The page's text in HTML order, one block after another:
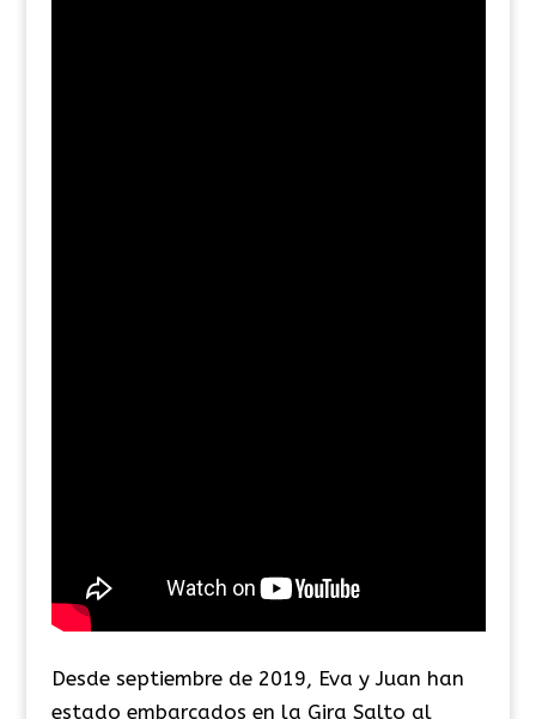
Desde septiembre de 2019, Eva y Juan han
estado embarcados en la Gira Salto al